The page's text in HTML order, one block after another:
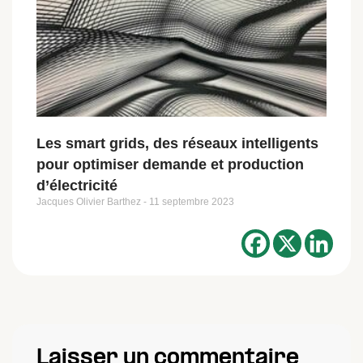
Les smart grids, des réseaux intelligents
pour optimiser demande et production
d’électricité
Jacques Olivier Barthez 11 septembre 2023